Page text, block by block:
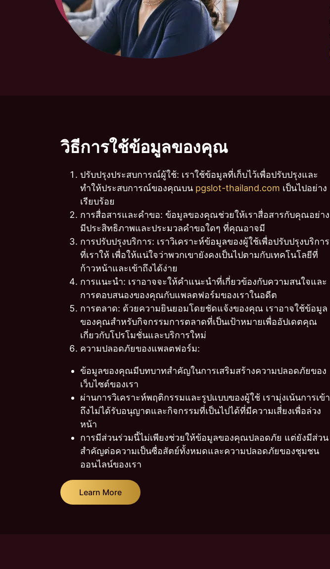
วิธีการใช้ข้อมูลของคุณ
ปรับปรุงประสบการณ์ผู้ใช้: เราใช้ข้อมูลที่เก็บไว้เพื่อปรับปรุงและ
ทำให้ประสบการณ์ของคุณบน pgslot-thailand.com เป็นไปอย่าง
เรียบร้อย
การสื่อสารและคำขอ: ข้อมูลของคุณช่วยให้เราสื่อสารกับคุณอย่าง
มีประสิทธิภาพและประมวลคำขอใดๆ ที่คุณอาจมี
การปรับปรุงบริการ: เราวิเคราะห์ข้อมูลของผู้ใช้เพื่อปรับปรุงบริการ
ที่เราให้ เพื่อให้แน่ใจว่าพวกเขายังคงเป็นไปตามกับเทคโนโลยีที่
ก้าวหน้าและเข้าถึงได้ง่าย
การแนะนำ: เราอาจจะให้คำแนะนำที่เกี่ยวข้องกับความสนใจและ
การตอบสนองของคุณกับแพลตฟอร์มของเราในอดีต
การตลาด: ด้วยความยินยอมโดยชัดแจ้งของคุณ เราอาจใช้ข้อมูล
ของคุณสำหรับกิจกรรมการตลาดที่เป็นเป้าหมายเพื่ออัปเดตคุณ
เกี่ยวกับโปรโมชั่นและบริการใหม่
ความปลอดภัยของแพลตฟอร์ม:
ข้อมูลของคุณมีบทบาทสำคัญในการเสริมสร้างความปลอดภัยของ
เว็บไซต์ของเรา
ผ่านการวิเคราะห์พฤติกรรมและรูปแบบของผู้ใช้ เรามุ่งเน้นการเข้า
ถึงไม่ได้รับอนุญาตและกิจกรรมที่เป็นไปได้ที่มีความเสี่ยงเพื่อล่วง
หน้า
การมีส่วนร่วมนี้ไม่เพียงช่วยให้ข้อมูลของคุณปลอดภัย แต่ยังมีส่วน
สำคัญต่อความเป็นซื่อสัตย์ทั้งหมดและความปลอดภัยของชุมชน
ออนไลน์ของเรา
Learn More